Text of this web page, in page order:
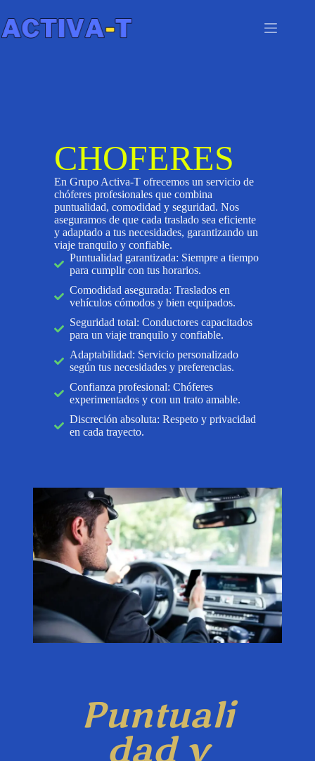
CHOFERES
En Grupo Activa-T ofrecemos un servicio de
chóferes profesionales que combina
puntualidad, comodidad y seguridad. Nos
aseguramos de que cada traslado sea eficiente
y adaptado a tus necesidades, garantizando un
viaje tranquilo y confiable.
Puntualidad garantizada: Siempre a tiempo
para cumplir con tus horarios.
Comodidad asegurada: Traslados en
vehículos cómodos y bien equipados.
Seguridad total: Conductores capacitados
para un viaje tranquilo y confiable.
Adaptabilidad: Servicio personalizado
según tus necesidades y preferencias.
Confianza profesional: Chóferes
experimentados y con un trato amable.
Discreción absoluta: Respeto y privacidad
en cada trayecto.
Puntuali
dad y